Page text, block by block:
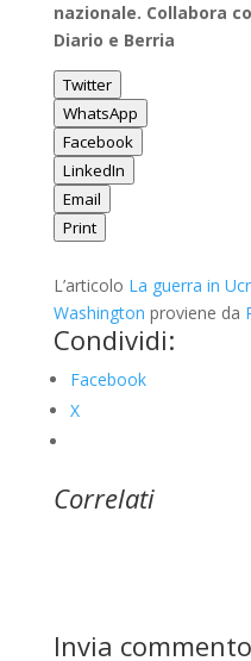
nazionale. Collabora
Diario e Berria
Twitter
WhatsApp
Facebook
LinkedIn
Email
Print
L’articolo La guerra in
Washington proviene da
Condividi:
Facebook
X
Correlati
Invia commento